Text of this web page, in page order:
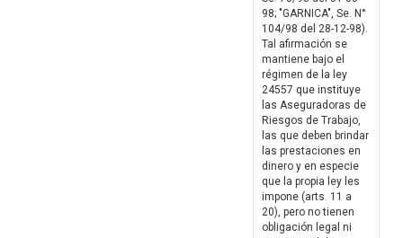
98; "GARNICA", Se. N°
104/98 del 28-12-98).
Tal afirmación se
mantiene bajo el
régimen de la ley
24557 que instituye
las Aseguradoras de
Riesgos de Trabajo,
las que deben brindar
las prestaciones en
dinero y en especie
que la propia ley les
impone (arts. 11 a
20), pero no tienen
obligación legal ni